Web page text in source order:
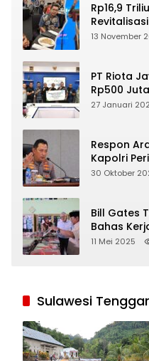
Rp16,9
Indonesia
13 November
PT Riota
Rp500
Korban
27 Januari
Respon
Kapolri
Tegas
30 Oktober
Bill Gates
Bahas
Program
11 Mei 2025
Sulawesi